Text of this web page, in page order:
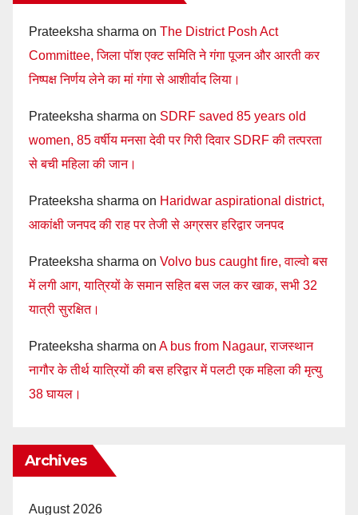
Prateeksha sharma on The District Posh Act
Committee, जिला पॉश एक्ट समिति ने गंगा पूजन और आरती कर
निष्पक्ष निर्णय लेने का मां गंगा से आशीर्वाद लिया।
Prateeksha sharma on SDRF saved 85 years old
women, 85 वर्षीय मनसा देवी पर गिरी दिवार SDRF की तत्परता
से बची महिला की जान।
Prateeksha sharma on Haridwar aspirational district,
आकांक्षी जनपद की राह पर तेजी से अग्रसर हरिद्वार जनपद
Prateeksha sharma on Volvo bus caught fire, वाल्वो बस
में लगी आग, यात्रियों के समान सहित बस जल कर खाक, सभी 32
यात्री सुरक्षित।
Prateeksha sharma on A bus from Nagaur, राजस्थान
नागौर के तीर्थ यात्रियों की बस हरिद्वार में पलटी एक महिला की मृत्यु
38 घायल।
Archives
August 2026